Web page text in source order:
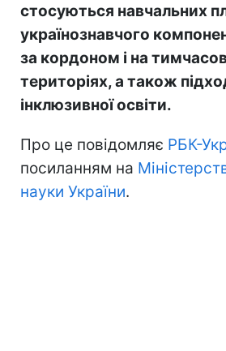
стосуються навчальних
українознавчого
за кордоном і на
територіях, а також
інклюзивної освіти.
Про це повідомляє РБК-
посиланням на
науки України.